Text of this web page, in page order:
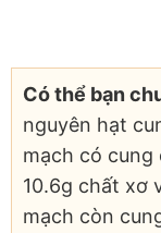
Có thể bạn
nguyên hạt
mạch có cung
10.6g chất xơ
mạch còn